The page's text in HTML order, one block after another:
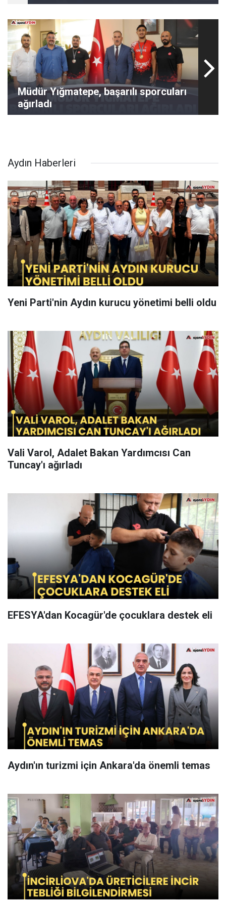
Müdür Yığmatepe, başarılı sporcuları
ağırladı
Aydın Haberleri
Yeni Parti'nin Aydın kurucu yönetimi belli oldu
Vali Varol, Adalet Bakan Yardımcısı Can
Tuncay'ı ağırladı
EFESYA'dan Kocagür'de çocuklara destek eli
Aydın'ın turizmi için Ankara'da önemli temas